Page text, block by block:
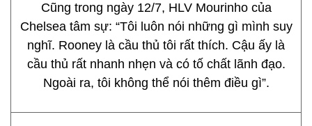
Cũng trong ngày 12/7, HLV Mourinho của
Chelsea tâm sự: “Tôi luôn nói những gì mình suy
nghĩ. Rooney là cầu thủ tôi rất thích. Cậu ấy là
cầu thủ rất nhanh nhẹn và có tố chất lãnh đạo.
Ngoài ra, tôi không thể nói thêm điều gì”.